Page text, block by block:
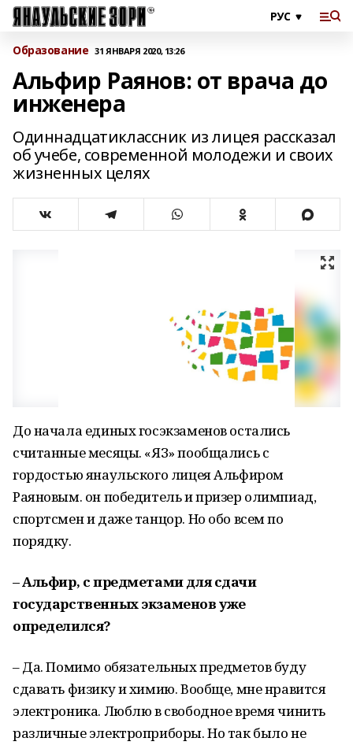
Образование 31 ЯНВАРЯ 2020, 13:26
Альфир Раянов: от врача до
инженера
Одиннадцатиклассник из лицея рассказал
об учебе, современной молодежи и своих
жизненных целях
До начала единых госэкзаменов остались
считанные месяцы. «ЯЗ» пообщались с
гордостью янаульского лицея Альфиром
Раяновым. он победитель и призер олимпиад,
спортсмен и даже танцор. Но обо всем по
порядку.
– Альфир, с предметами для сдачи
государственных экзаменов уже
определился?
– Да. Помимо обязательных предметов буду
сдавать физику и химию. Вообще, мне нравится
электроника. Люблю в свободное время чинить
различные электроприборы. Но так было не